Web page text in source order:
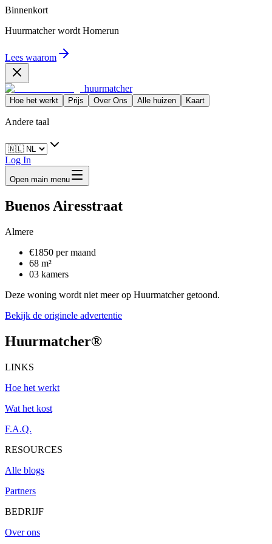
Binnenkort
Huurmatcher wordt Homerun
Lees waarom
huurmatcher
Hoe het werkt Prijs Over Ons Alle huizen Kaart
Andere taal
Log In
Open main menu
Buenos Airesstraat
Almere
€1850 per maand
68 m²
03 kamers
Deze woning wordt niet meer op Huurmatcher getoond.
Bekijk de originele advertentie
Huurmatcher®
LINKS
Hoe het werkt
Wat het kost
F.A.Q.
RESOURCES
Alle blogs
Partners
BEDRIJF
Over ons